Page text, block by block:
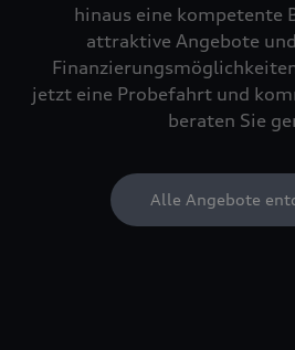
hinaus eine kompetente
attraktive Angebote
jetzt eine Probefahrt und
beraten Sie
Alle Angebote